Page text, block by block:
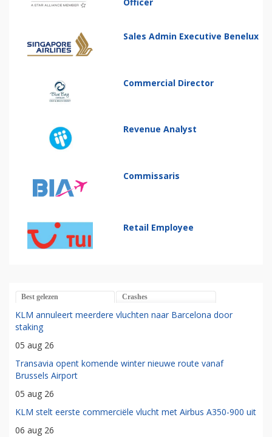
Sales Admin Executive Benelux
Commercial Director
Revenue Analyst
Commissaris
Retail Employee
Best gelezen Crashes
KLM annuleert meerdere vluchten naar Barcelona door
staking
05 aug 26
Transavia opent komende winter nieuwe route vanaf
Brussels Airport
05 aug 26
KLM stelt eerste commerciële vlucht met Airbus A350-900 uit
06 aug 26